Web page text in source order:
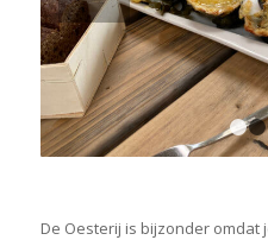
De Oesterij is bijzonder omdat